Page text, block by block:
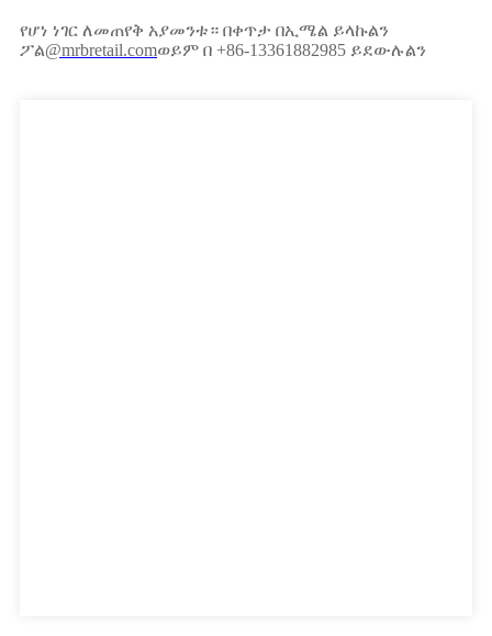
የሆነ ነገር ለመጠየቅ አያመንቱ። በቀጥታ በኢሜል ይላኩልን
ፖል@mrbretail.comወይም በ +86-13361882985 ይደውሉልን